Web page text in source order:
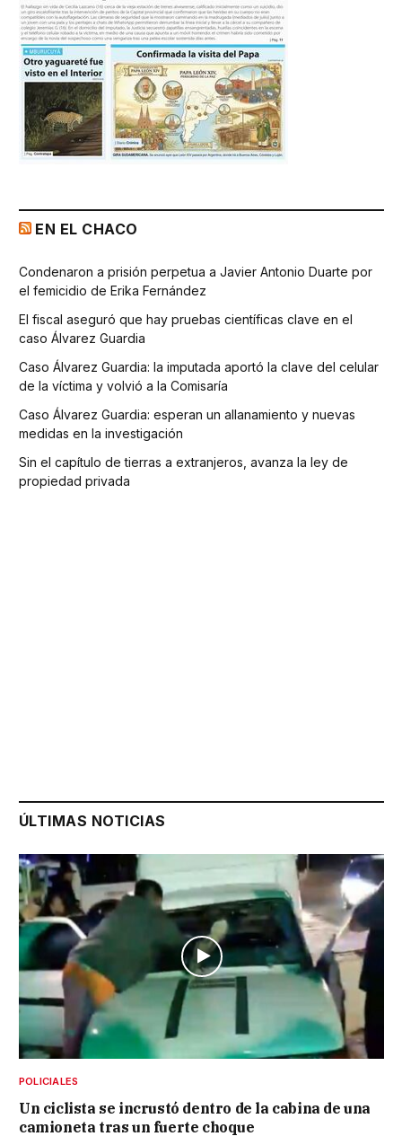
EN EL CHACO
Condenaron a prisión perpetua a Javier Antonio Duarte por
el femicidio de Erika Fernández
El fiscal aseguró que hay pruebas científicas clave en el
caso Álvarez Guardia
Caso Álvarez Guardia: la imputada aportó la clave del celular
de la víctima y volvió a la Comisaría
Caso Álvarez Guardia: esperan un allanamiento y nuevas
medidas en la investigación
Sin el capítulo de tierras a extranjeros, avanza la ley de
propiedad privada
ÚLTIMAS NOTICIAS
POLICIALES
Un ciclista se incrustó dentro de la cabina de una
camioneta tras un fuerte choque